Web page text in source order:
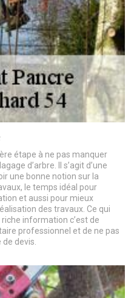
étape à ne pas manquer
d’arbre. Il s’agit d’une
une bonne notion sur la
le temps idéal pour
et aussi pour mieux
des travaux. Ce qui
information c’est de
professionnel et de ne pas
devis.